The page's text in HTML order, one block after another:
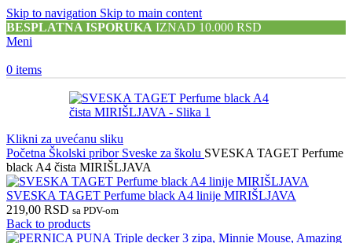
Skip to navigation Skip to main content
BESPLATNA ISPORUKA IZNAD 10.000 RSD
Meni
0 items
Klikni za uvećanu sliku
Početna Školski pribor Sveske za školu SVESKA TAGET Perfume
black A4 čista MIRIŠLJAVA
SVESKA TAGET Perfume black A4 linije MIRIŠLJAVA
219,00 RSD sa PDV-om
Back to products